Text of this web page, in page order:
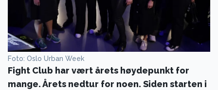
Foto: Oslo Urban Week
Fight Club har vært årets høydepunkt for
mange. Årets nedtur for noen. Siden starten i